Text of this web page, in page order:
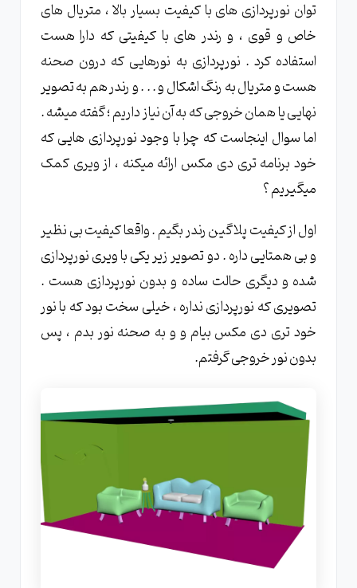
توان نورپردازی های با کیفیت بسیار بالا ، متریال های
خاص و قوی ، و رندر های با کیفیتی که دارا هست
استفاده کرد . نورپردازی به نورهایی که درون صحنه
هست و متریال به رنگ اشکال و . . . و رندر هم به تصویر
نهایی یا همان خروجی که به آن نیاز داریم ؛ گفته میشه .
اما سوال اینجاست که چرا با وجود نورپردازی هایی که
خود برنامه تری دی مکس ارائه میکنه ، از ویری کمک
میگیریم ؟
اول از کیفیت پلاگین رندر بگیم . واقعا کیفیت بی نظیر
و بی همتایی داره . دو تصویر زیر یکی با ویری نورپردازی
شده و دیگری حالت ساده و بدون نورپردازی هست .
تصویری که نورپردازی نداره ، خیلی سخت بود که با نور
خود تری دی مکس بیام و و به صحنه نور بدم ، پس
بدون نور خروجی گرفتم.